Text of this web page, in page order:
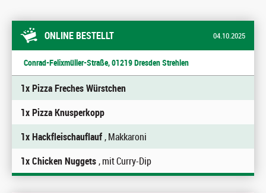
ONLINE BESTELLT 04.10.2025
Conrad-Felixmüller-Straße, 01219 Dresden Strehlen
1x Pizza Freches Würstchen
1x Pizza Knusperkopp
1x Hackfleischauflauf, Makkaroni
1x Chicken Nuggets, mit Curry-Dip